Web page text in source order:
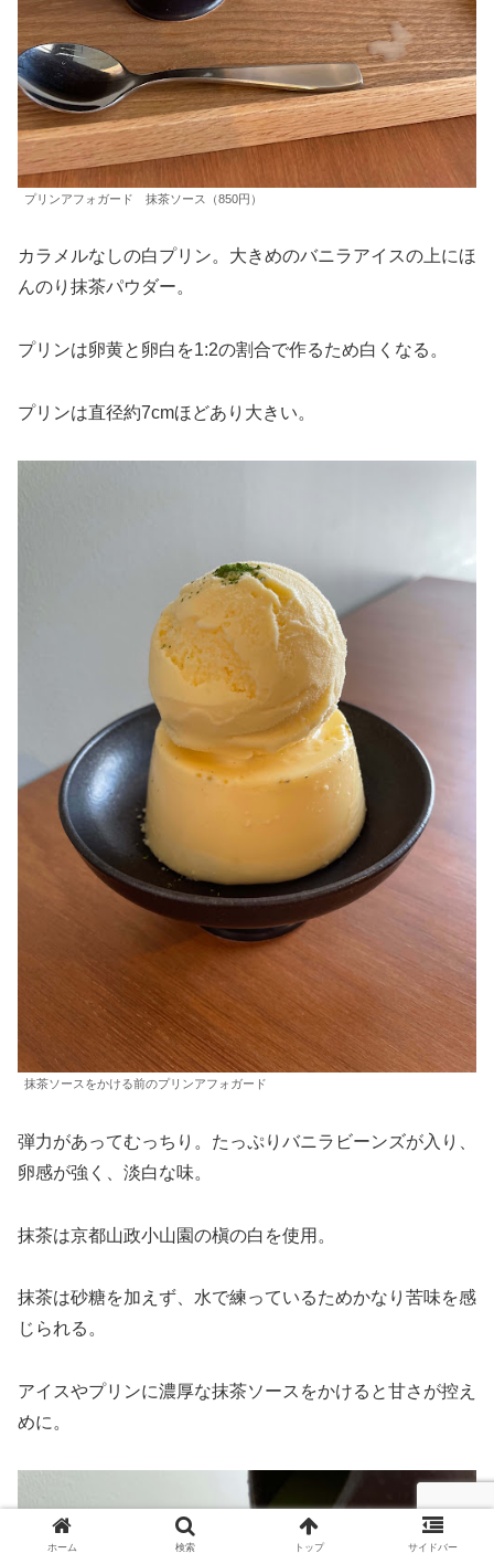
プリンアフォガード 抹茶ソース（850円）
カラメルなしの白プリン。大きめのバニラアイスの上にほ
んのり抹茶パウダー。
プリンは卵黄と卵白を1:2の割合で作るため白くなる。
プリンは直径約7cmほどあり大きい。
抹茶ソースをかける前のプリンアフォガード
弾力があってむっちり。たっぷりバニラビーンズが入り、
卵感が強く、淡白な味。
抹茶は京都山政小山園の槇の白を使用。
抹茶は砂糖を加えず、水で練っているためかなり苦味を感
じられる。
アイスやプリンに濃厚な抹茶ソースをかけると甘さが控え
めに。
ホーム 検索 トップ サイドバー